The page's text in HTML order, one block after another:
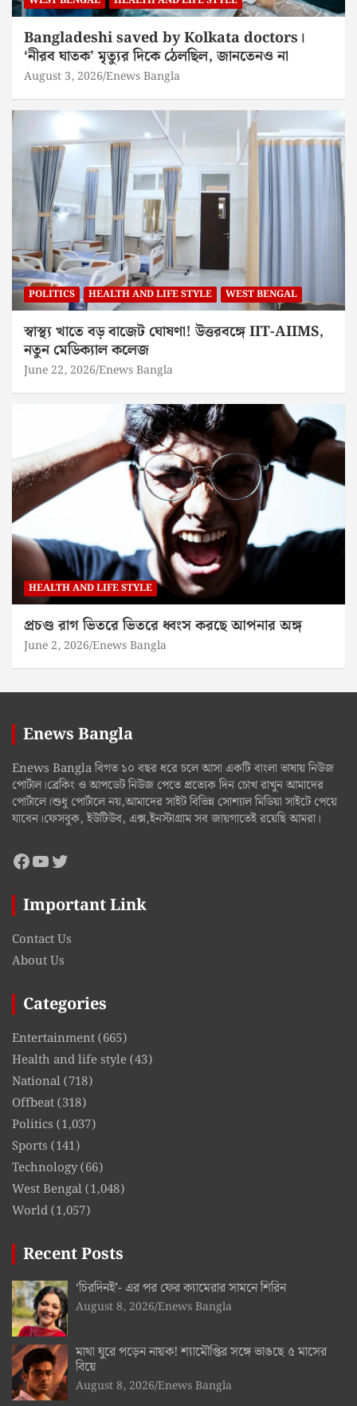
Bangladeshi saved by Kolkata doctors।
‘নীরব ঘাতক’ মৃত্যুর দিকে ঠেলছিল, জানতেনও না
August 3, 2026 Enews Bangla
POLITICS HEALTH AND LIFE STYLE WEST BENGAL
স্বাস্থ্য খাতে বড় বাজেট ঘোষণা! উত্তরবঙ্গে IIT-AIIMS,
নতুন মেডিক্যাল কলেজ
June 22, 2026 Enews Bangla
HEALTH AND LIFE STYLE
প্রচণ্ড রাগ ভিতরে ভিতরে ধ্বংস করছে আপনার অঙ্গ
June 2, 2026 Enews Bangla
Enews Bangla
Enews Bangla বিগত ১০ বছর ধরে চলে আসা একটি বাংলা ভাষায় নিউজ
পোর্টাল।ব্রেকিং ও আপডেট নিউজ পেতে প্রত্যেক দিন চোখ রাখুন আমাদের
পোর্টালে।শুধু পোর্টালে নয়,আমাদের সাইট বিভিন্ন সোশ্যাল মিডিয়া সাইটে পেয়ে
যাবেন।ফেসবুক, ইউটিউব, এক্স,ইনস্টাগ্রাম সব জায়গাতেই রয়েছি আমরা।
Facebook
YouTube
Twitter
Important Link
Contact Us
About Us
Categories
Entertainment(665)
Health and life style(43)
National(718)
Offbeat(318)
Politics (1,037)
Sports (141)
Technology(66)
West Bengal(1,048)
World(1,057)
Recent Posts
‘চিরদিনই’- এর পর ফের ক্যামেরার সামনে শিরিন
August 8, 2026 Enews Bangla
মাথা ঘুরে পড়েন নায়ক! শ্যামৌপ্তির সঙ্গে ভাঙছে ৫ মাসের
বিয়ে
August 8, 2026 Enews Bangla